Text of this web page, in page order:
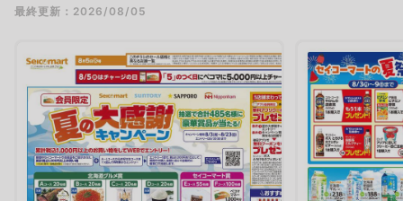
最終更新：2026/08/05